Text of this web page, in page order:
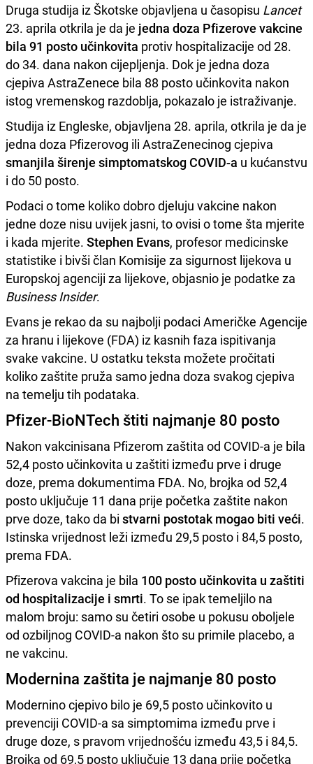
Druga studija iz Škotske objavljena u časopisu Lancet
23. aprila otkrila je da je jedna doza Pfizerove vakcine
bila 91 posto učinkovita protiv hospitalizacije od 28.
do 34. dana nakon cijepljenja. Dok je jedna doza
cjepiva AstraZenece bila 88 posto učinkovita nakon
istog vremenskog razdoblja, pokazalo je istraživanje.
Studija iz Engleske, objavljena 28. aprila, otkrila je da je
jedna doza Pfizerovog ili AstraZenecinog cjepiva
smanjila širenje simptomatskog COVID-a u kućanstvu
i do 50 posto.
Podaci o tome koliko dobro djeluju vakcine nakon
jedne doze nisu uvijek jasni, to ovisi o tome šta mjerite
i kada mjerite. Stephen Evans, profesor medicinske
statistike i bivši član Komisije za sigurnost lijekova u
Europskoj agenciji za lijekove, objasnio je podatke za
Business Insider.
Evans je rekao da su najbolji podaci Američke Agencije
za hranu i lijekove (FDA) iz kasnih faza ispitivanja
svake vakcine. U ostatku teksta možete pročitati
koliko zaštite pruža samo jedna doza svakog cjepiva
na temelju tih podataka.
Pfizer-BioNTech štiti najmanje 80 posto
Nakon vakcinisana Pfizerom zaštita od COVID-a je bila
52,4 posto učinkovita u zaštiti između prve i druge
doze, prema dokumentima FDA. No, brojka od 52,4
posto uključuje 11 dana prije početka zaštite nakon
prve doze, tako da bi stvarni postotak mogao biti veći.
Istinska vrijednost leži između 29,5 posto i 84,5 posto,
prema FDA.
Pfizerova vakcina je bila 100 posto učinkovita u zaštiti
od hospitalizacije i smrti. To se ipak temeljilo na
malom broju: samo su četiri osobe u pokusu oboljele
od ozbiljnog COVID-a nakon što su primile placebo, a
ne vakcinu.
Modernina zaštita je najmanje 80 posto
Modernino cjepivo bilo je 69,5 posto učinkovito u
prevenciji COVID-a sa simptomima između prve i
druge doze, s pravom vrijednošću između 43,5 i 84,5.
Brojka od 69,5 posto uključuje 13 dana prije početka